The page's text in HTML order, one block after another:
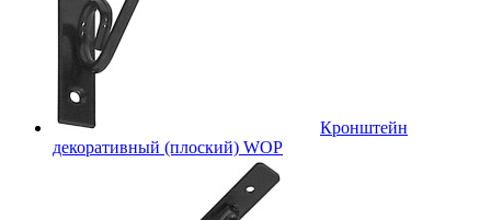
Кронштейн
декоративный (плоский) WOP